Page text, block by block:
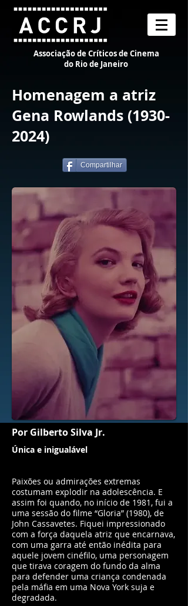
Associação de Críticos de Cinema
do Rio de Janeiro
Homenagem a atriz
Gena Rowlands (1930-
2024)
Compartilhar
Por Gilberto Silva Jr.
Única e inigualável
Paixões ou admirações extremas
costumam explodir na adolescência. E
assim foi quando, no início de 1981, fui a
uma sessão do filme “Gloria” (1980), de
John Cassavetes. Fiquei impressionado
com a força daquela atriz que encarnava,
com uma garra até então inédita para
aquele jovem cinéfilo, uma personagem
que tirava coragem do fundo da alma
para defender uma criança condenada
pela máfia em uma Nova York suja e
degradada.